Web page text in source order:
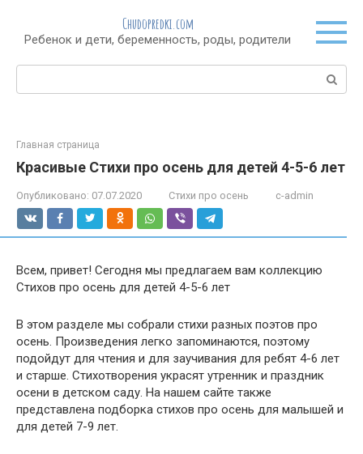
контенту
Chudopredki.com
Ребенок и дети, беременность, роды, родители
Поиск:
Главная страница
Красивые Стихи про осень для детей 4-5-6 лет
Опубликовано: 07.07.2020 Стихи про осень c-admin
Всем, привет! Сегодня мы предлагаем вам коллекцию
Стихов про осень для детей 4-5-6 лет
В этом разделе мы собрали стихи разных поэтов про
осень. Произведения легко запоминаются, поэтому
подойдут для чтения и для заучивания для ребят 4-6 лет
и старше. Стихотворения украсят утренник и праздник
осени в детском саду. На нашем сайте также
представлена подборка стихов про осень для малышей и
для детей 7-9 лет.